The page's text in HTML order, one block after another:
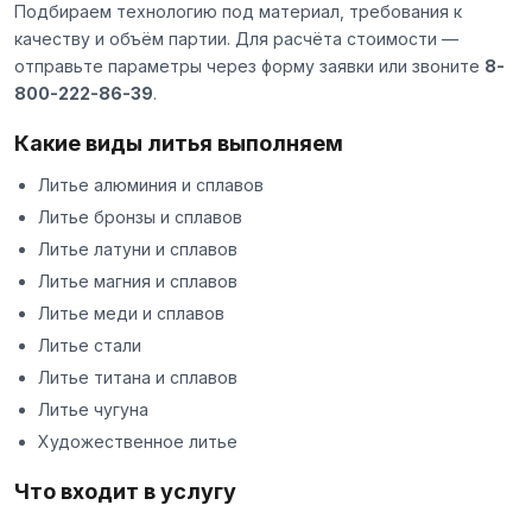
Подбираем технологию под материал, требования к
качеству и объём партии. Для расчёта стоимости —
отправьте параметры через форму заявки или звоните 8-
800-222-86-39.
Какие виды литья выполняем
Литье алюминия и сплавов
Литье бронзы и сплавов
Литье латуни и сплавов
Литье магния и сплавов
Литье меди и сплавов
Литье стали
Литье титана и сплавов
Литье чугуна
Художественное литье
Что входит в услугу